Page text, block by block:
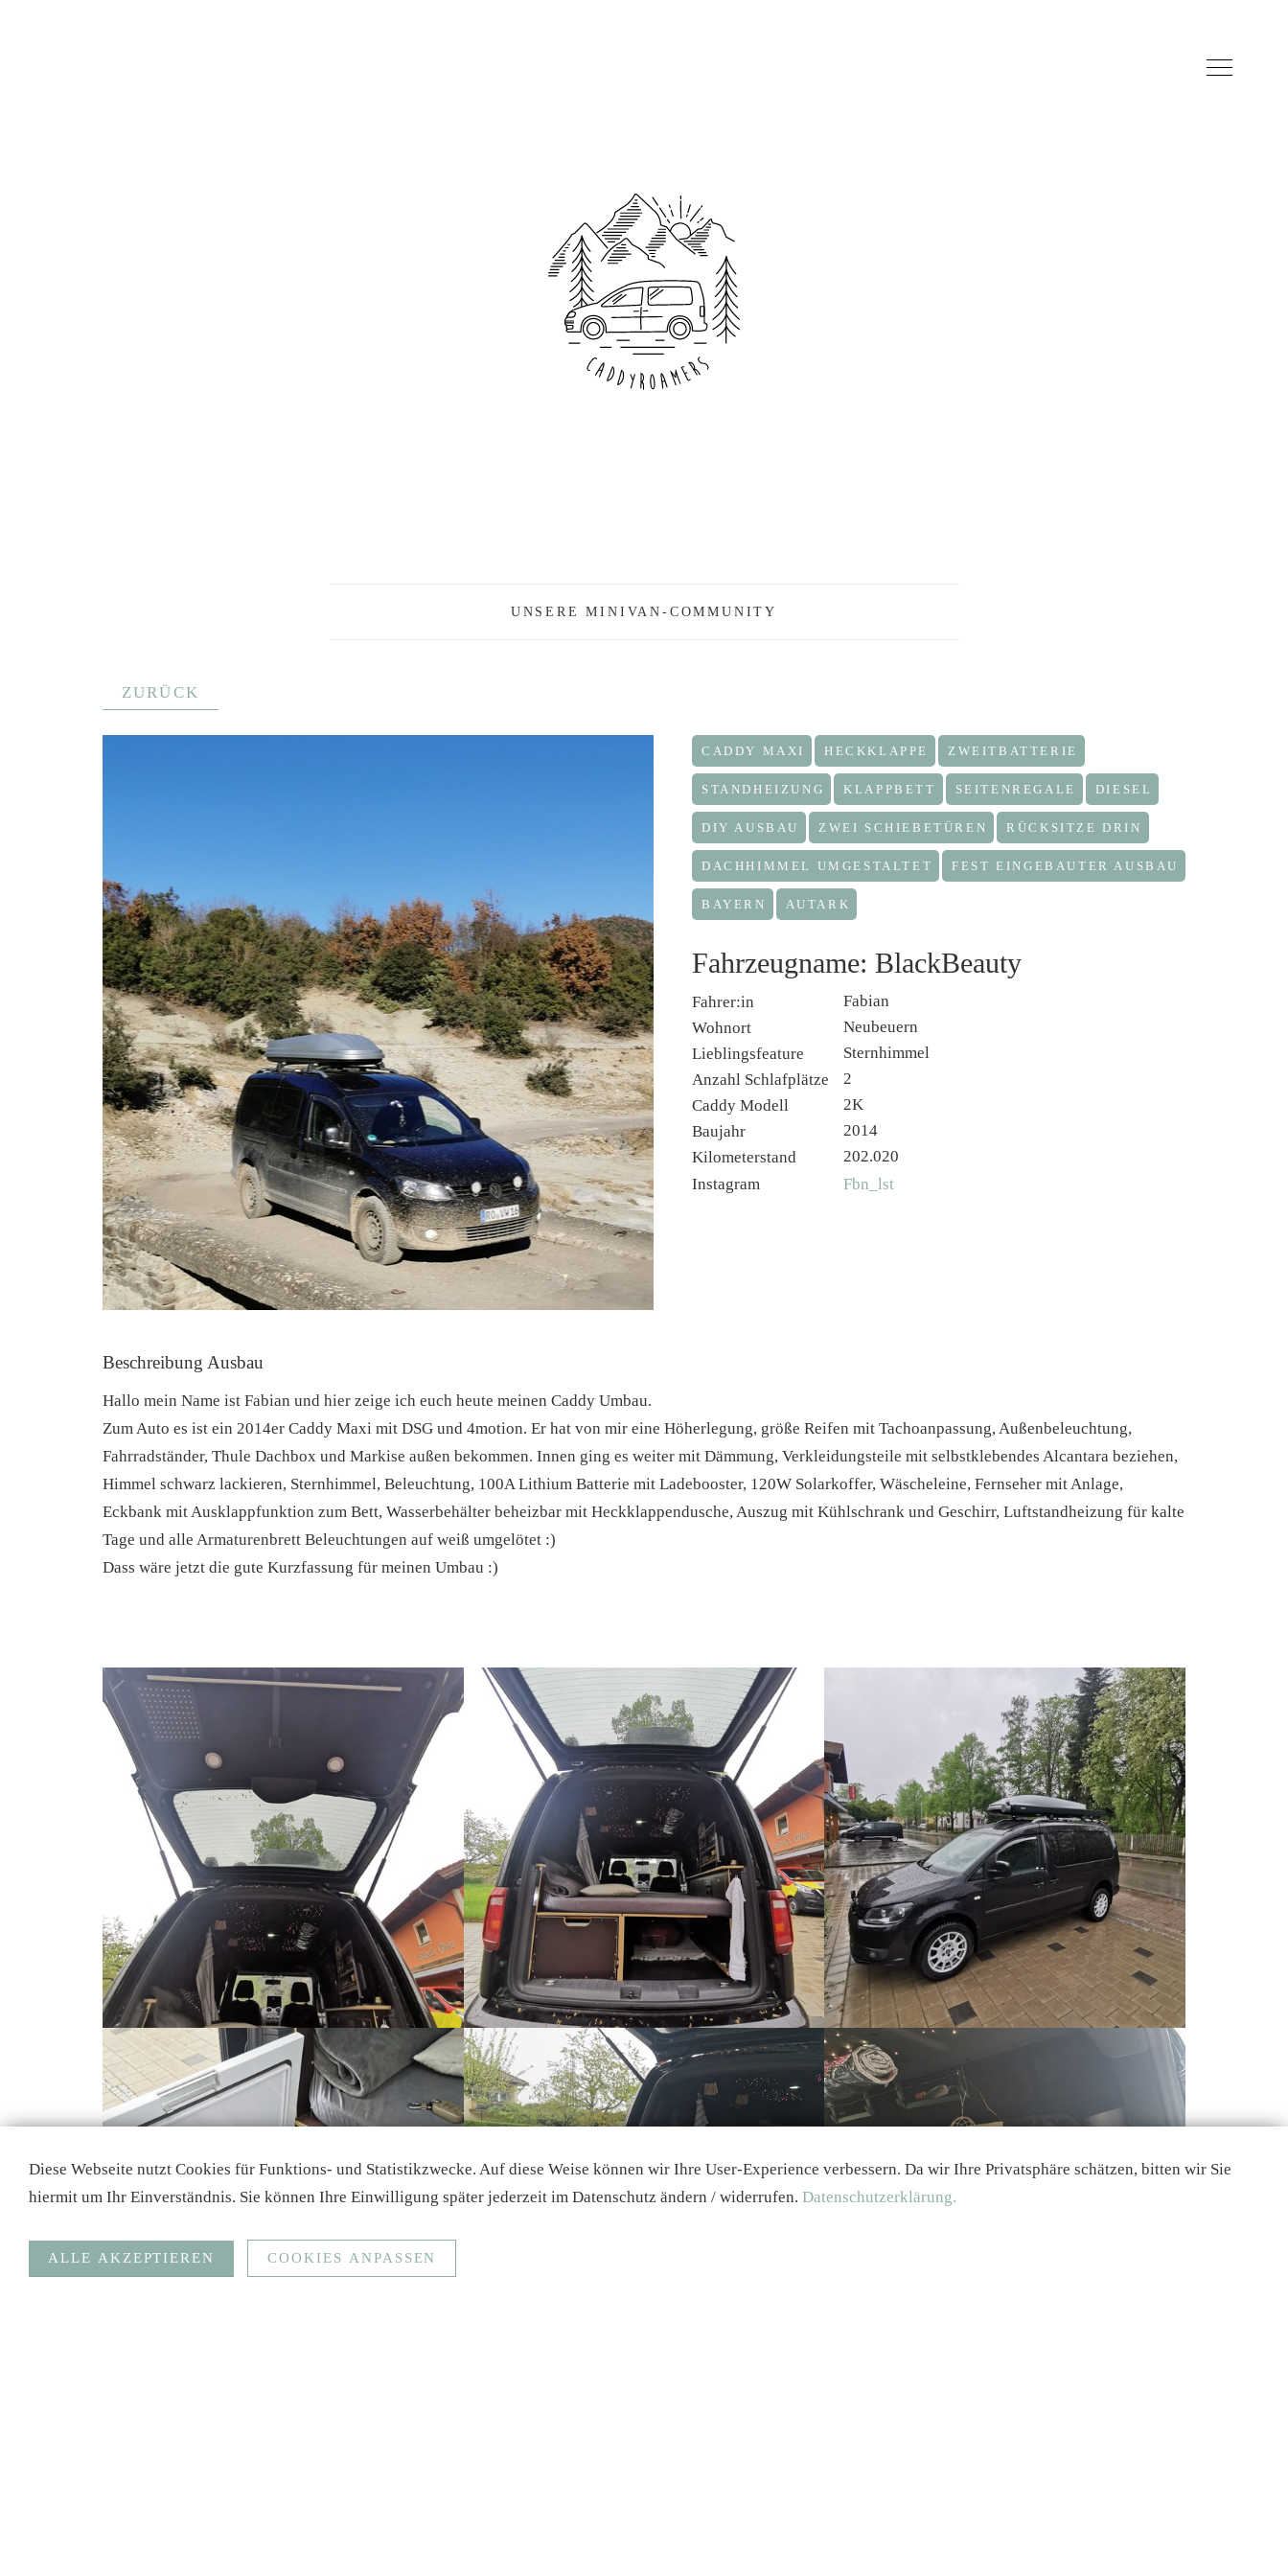
UNSERE MINIVAN-COMMUNITY
ZURÜCK
CADDY MAXI HECKKLAPPE ZWEITBATTERIE
STANDHEIZUNG KLAPPBETT SEITENREGALE DIESEL
DIY AUSBAU ZWEI SCHIEBETÜREN RÜCKSITZE DRIN
DACHHIMMEL UMGESTALTET FEST EINGEBAUTER AUSBAU
BAYERN AUTARK
Fahrzeugname: BlackBeauty
Fahrer:in
Fabian
Wohnort
Neubeuern
Lieblingsfeature
Sternhimmel
Anzahl Schlafplätze
2
Caddy Modell
2K
Baujahr
2014
Kilometerstand
202.020
Instagram
Fbn_lst
Beschreibung Ausbau
Hallo mein Name ist Fabian und hier zeige ich euch heute meinen Caddy Umbau.
Zum Auto es ist ein 2014er Caddy Maxi mit DSG und 4motion. Er hat von mir eine Höherlegung, größe Reifen mit Tachoanpassung, Außenbeleuchtung,
Fahrradständer, Thule Dachbox und Markise außen bekommen. Innen ging es weiter mit Dämmung, Verkleidungsteile mit selbstklebendes Alcantara beziehen,
Himmel schwarz lackieren, Sternhimmel, Beleuchtung, 100A Lithium Batterie mit Ladebooster, 120W Solarkoffer, Wäscheleine, Fernseher mit Anlage,
Eckbank mit Ausklappfunktion zum Bett, Wasserbehälter beheizbar mit Heckklappendusche, Auszug mit Kühlschrank und Geschirr, Luftstandheizung für kalte
Tage und alle Armaturenbrett Beleuchtungen auf weiß umgelötet :)
Dass wäre jetzt die gute Kurzfassung für meinen Umbau :)
Diese Webseite nutzt Cookies für Funktions- und Statistikzwecke. Auf diese Weise können wir Ihre User-Experience verbessern. Da wir Ihre Privatsphäre schätzen, bitten wir Sie
hiermit um Ihr Einverständnis. Sie können Ihre Einwilligung später jederzeit im Datenschutz ändern / widerrufen. Datenschutzerklärung.
ALLE AKZEPTIEREN COOKIES ANPASSEN